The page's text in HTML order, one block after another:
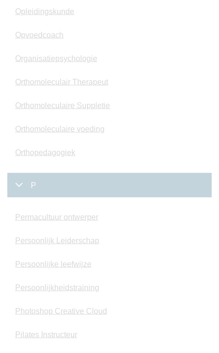
Opleidingskunde
Opvoedcoach
Organisatiepsychologie
Orthomoleculair Therapeut
Orthomoleculaire Suppletie
Orthomoleculaire voeding
Orthopedagogiek
P
Permacultuur ontwerper
Persoonlijk Leiderschap
Persoonlijke leefwijze
Persoonlijkheidstraining
Photoshop Creative Cloud
Pilates Instructeur